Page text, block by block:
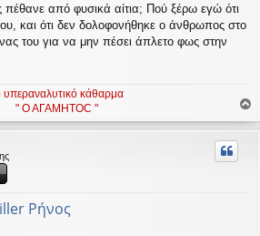
πέθανε από φυσικά αίτια; Πού ξέρω εγώ ότι
και ότι δεν δολοφονήθηκε ο άνθρωπος στο
του για να μην πέσει άπλετο φως στην
υπεραναλυτικό κάθαρμα
" Ο ΑΓΑΜΗΤΟC "
ο
ρ
Ρήνος